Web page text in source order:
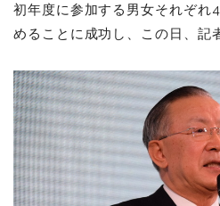
初年度に参加する男女それぞれ
めることに成功し、この日、記